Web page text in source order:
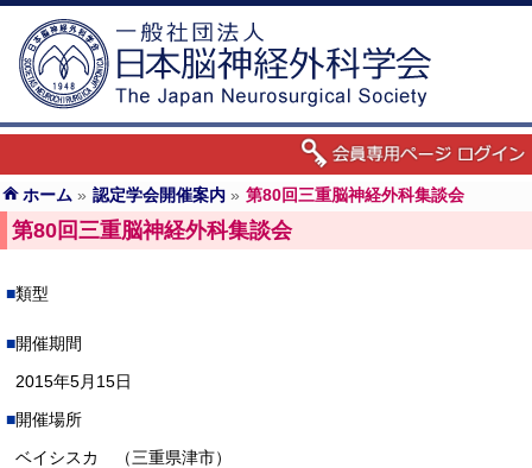
ホーム » 認定学会開催案内 » 第80回三重脳神経外科集談会
第80回三重脳神経外科集談会
類型
開催期間
2015年5月15日
開催場所
ベイシスカ （三重県津市）